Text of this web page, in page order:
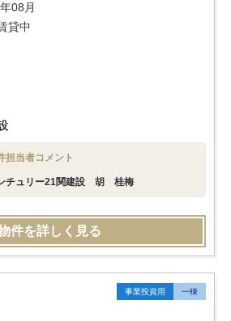
08月
貸中
担当者コメント
チュリー21関建設 胡 桂梅
件を詳しく見る
事業投資用 一棟